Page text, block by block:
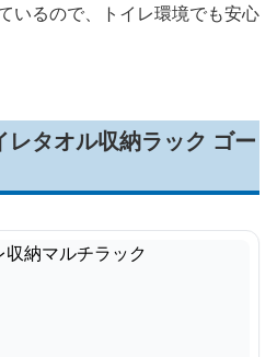
いるので、トイレ環境でも安心
レタオル収納ラック ゴー